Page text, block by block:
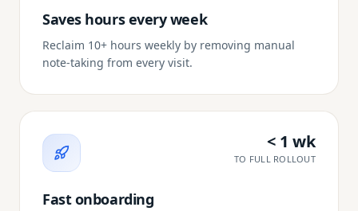
Saves hours every week
Reclaim 10+ hours weekly by removing manual
note-taking from every visit.
< 1 wk
TO FULL ROLLOUT
Fast onboarding